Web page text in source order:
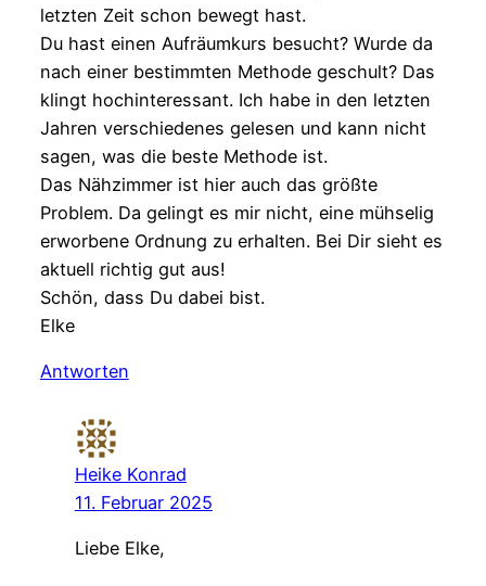
letzten Zeit schon bewegt hast.
Du hast einen Aufräumkurs besucht? Wurde da
nach einer bestimmten Methode geschult? Das
klingt hochinteressant. Ich habe in den letzten
Jahren verschiedenes gelesen und kann nicht
sagen, was die beste Methode ist.
Das Nähzimmer ist hier auch das größte
Problem. Da gelingt es mir nicht, eine mühselig
erworbene Ordnung zu erhalten. Bei Dir sieht es
aktuell richtig gut aus!
Schön, dass Du dabei bist.
Elke
Antworten
Heike Konrad
11. Februar 2025
Liebe Elke,